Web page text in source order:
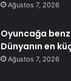
Ağustos 7, 2026
Oyuncağa
Dünyanın en
Ağustos 7, 2026